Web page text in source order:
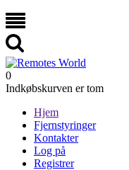
0
Indkøbskurven er tom
Hjem
Fjernstyringer
Kontakter
Log på
Registrer